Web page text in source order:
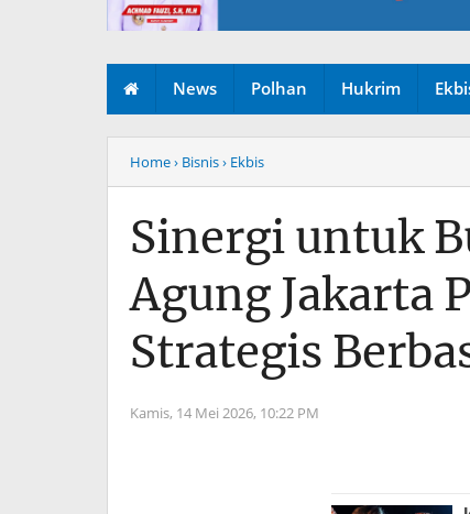
News Polhan Hukrim
Home› Bisnis› Ekbis
Sinergi untuk
Agung Jakarta
Strategis
Kamis, 14 Mei 2026, 10:22 PM